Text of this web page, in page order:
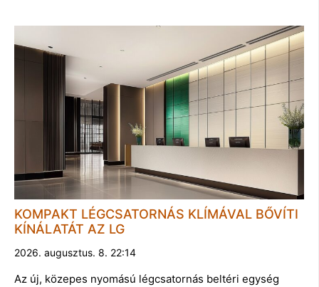
KOMPAKT LÉGCSATORNÁS KLÍMÁVAL BŐVÍTI
KÍNÁLATÁT AZ LG
2026. augusztus. 8. 22:14
Az új, közepes nyomású légcsatornás beltéri egység